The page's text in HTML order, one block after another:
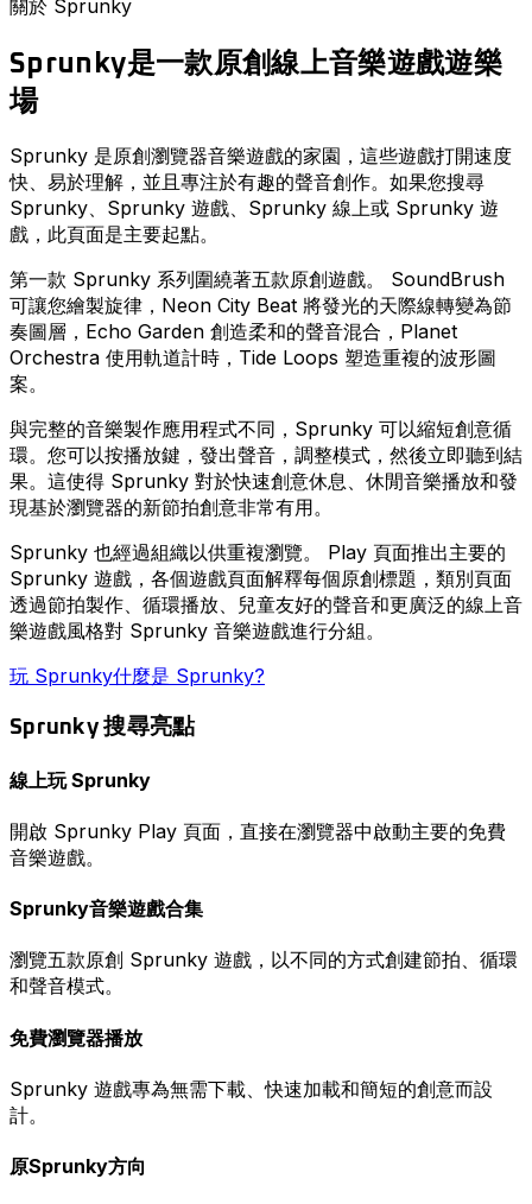
關於 Sprunky
Sprunky是一款原創線上音樂遊戲遊樂
場
Sprunky 是原創瀏覽器音樂遊戲的家園，這些遊戲打開速度
快、易於理解，並且專注於有趣的聲音創作。如果您搜尋
Sprunky、Sprunky 遊戲、Sprunky 線上或 Sprunky 遊
戲，此頁面是主要起點。
第一款 Sprunky 系列圍繞著五款原創遊戲。 SoundBrush
可讓您繪製旋律，Neon City Beat 將發光的天際線轉變為節
奏圖層，Echo Garden 創造柔和的聲音混合，Planet
Orchestra 使用軌道計時，Tide Loops 塑造重複的波形圖
案。
與完整的音樂製作應用程式不同，Sprunky 可以縮短創意循
環。您可以按播放鍵，發出聲音，調整模式，然後立即聽到結
果。這使得 Sprunky 對於快速創意休息、休閒音樂播放和發
現基於瀏覽器的新節拍創意非常有用。
Sprunky 也經過組織以供重複瀏覽。 Play 頁面推出主要的
Sprunky 遊戲，各個遊戲頁面解釋每個原創標題，類別頁面
透過節拍製作、循環播放、兒童友好的聲音和更廣泛的線上音
樂遊戲風格對 Sprunky 音樂遊戲進行分組。
玩 Sprunky什麼是 Sprunky?
Sprunky 搜尋亮點
線上玩 Sprunky
開啟 Sprunky Play 頁面，直接在瀏覽器中啟動主要的免費
音樂遊戲。
Sprunky音樂遊戲合集
瀏覽五款原創 Sprunky 遊戲，以不同的方式創建節拍、循環
和聲音模式。
免費瀏覽器播放
Sprunky 遊戲專為無需下載、快速加載和簡短的創意而設
計。
原Sprunky方向